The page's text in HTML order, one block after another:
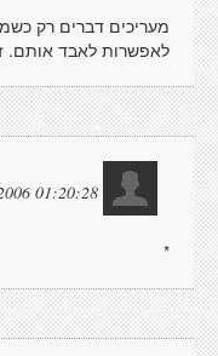
מעריכים דברים רק
לאפשרות לאבד אותם.
01:20:28
*